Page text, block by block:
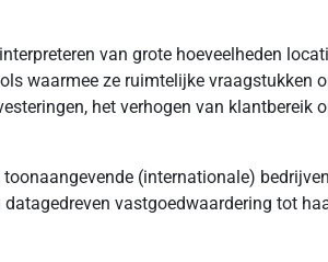
van grote hoeveelheden
waarmee ze ruimtelijke vraagstukken
het verhogen van klantbereik
(internationale)
vastgoedwaardering tot